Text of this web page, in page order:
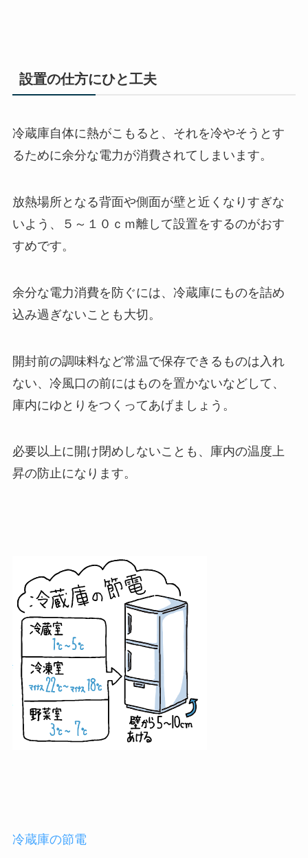
設置の仕方にひと工夫
冷蔵庫自体に熱がこもると、それを冷やそうとす
るために余分な電力が消費されてしまいます。
放熱場所となる背面や側面が壁と近くなりすぎな
いよう、５～１０ｃｍ離して設置をするのがおす
すめです。
余分な電力消費を防ぐには、冷蔵庫にものを詰め
込み過ぎないことも大切。
開封前の調味料など常温で保存できるものは入れ
ない、冷風口の前にはものを置かないなどして、
庫内にゆとりをつくってあげましょう。
必要以上に開け閉めしないことも、庫内の温度上
昇の防止になります。
冷蔵庫の節電